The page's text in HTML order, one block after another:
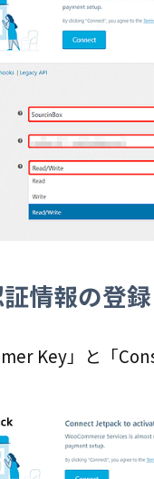
情報の登録
Key」と「